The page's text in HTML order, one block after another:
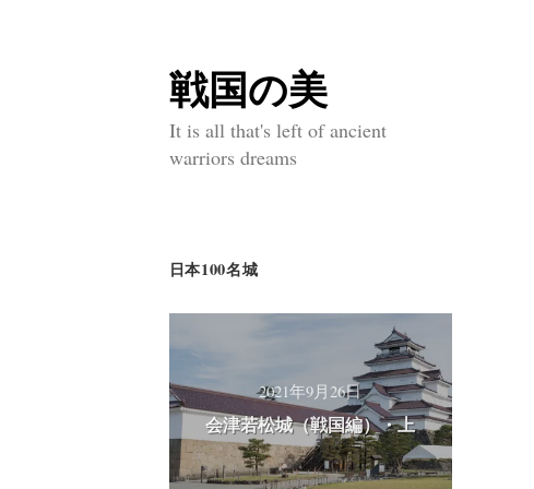
コ
ン
テ
へ
ス
キ
ッ
プ
戦国の美
It is all that's left of ancient
warriors dreams
日本100名城
2021年9月26日
会津若松城（戦国編）・上